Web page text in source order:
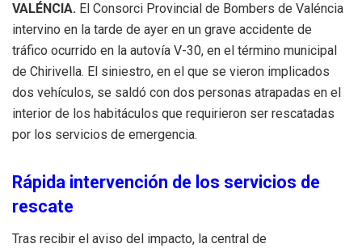
VALÉNCIA. El Consorci Provincial de Bombers de Valéncia
intervino en la tarde de ayer en un grave accidente de
tráfico ocurrido en la autovía V-30, en el término municipal
de Chirivella. El siniestro, en el que se vieron implicados
dos vehículos, se saldó con dos personas atrapadas en el
interior de los habitáculos que requirieron ser rescatadas
por los servicios de emergencia.
Rápida intervención de los servicios de
rescate
Tras recibir el aviso del impacto, la central de